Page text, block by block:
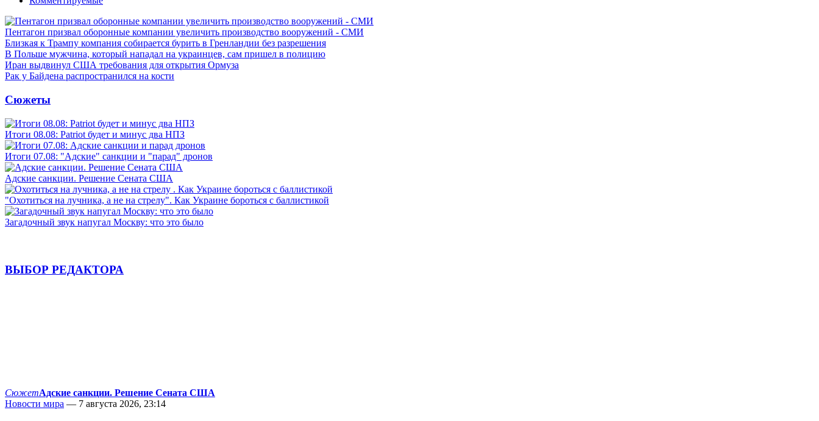
Пентагон призвал оборонные компании увеличить производство вооружений - СМИ
Близкая к Трампу компания собирается бурить в Гренландии без разрешения
В Польше мужчина, который нападал на украинцев, сам пришел в полицию
Иран выдвинул США требования для открытия Ормуза
Рак у Байдена распространился на кости
Сюжеты
Итоги 08.08: Patriot будет и минус два НПЗ
Итоги 07.08: "Адские" санкции и "парад" дронов
Адские санкции. Решение Сената США
"Охотиться на лучника, а не на стрелу". Как Украине бороться с баллистикой
Загадочный звук напугал Москву: что это было
ВЫБОР РЕДАКТОРА
СюжетАдские санкции. Решение Сената США
Новости мира — 7 августа 2026, 23:14